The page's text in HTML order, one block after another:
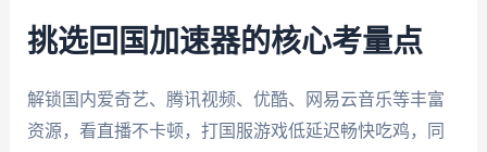
挑选回国加速器的核心考量点
解锁国内爱奇艺、腾讯视频、优酷、网易云音乐等丰富
资源，看直播不卡顿，打国服游戏低延迟畅快吃鸡，同